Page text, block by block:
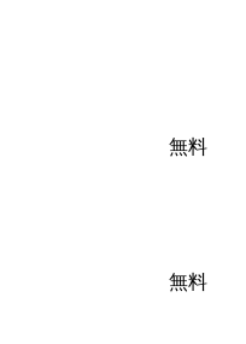
無料
無料